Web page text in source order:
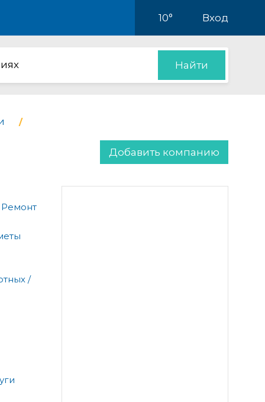
10° Вход
Найти
Добавить компанию
/